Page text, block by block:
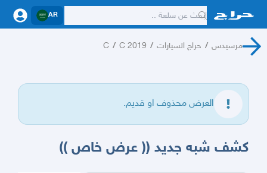
AR
مرسيدس / حراج السيارات /
C 2019
/
C
العرض محذوف او قديم.
كشف شبه جديد (( عرض خاص ))